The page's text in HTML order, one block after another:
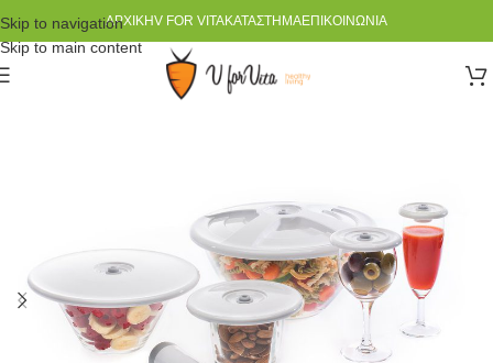
Skip to navigation
Skip to main content
ΑΡΧΙΚΉV FOR VITAΚΑΤΆΣΤΗΜΑΕΠΙΚΟΙΝΩΝΊΑ